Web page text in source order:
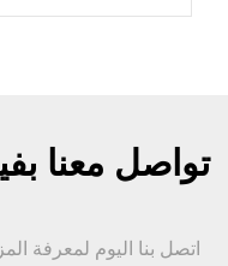
تواصل معنا
اتصل بنا اليوم لمعرفة